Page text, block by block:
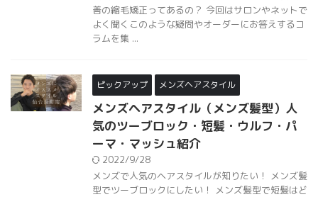
善の縮毛矯正ってあるの？ 今回はサロンやネットで
よく聞くこのような疑問やオーダーにお答えするコ
ラムを集 ...
ピックアップ メンズヘアスタイル
メンズヘアスタイル（メンズ髪型）人
気のツーブロック・短髪・ウルフ・パ
ーマ・マッシュ紹介
2022/9/28
メンズで人気のヘアスタイルが知りたい！ メンズ髪
型でツーブロックにしたい！ メンズ髪型で短髪はど